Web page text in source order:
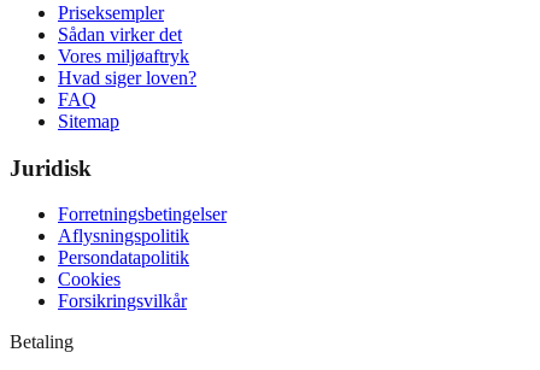
Priseksempler
Sådan virker det
Vores miljøaftryk
Hvad siger loven?
FAQ
Sitemap
Juridisk
Forretningsbetingelser
Aflysningspolitik
Persondatapolitik
Cookies
Forsikringsvilkår
Betaling